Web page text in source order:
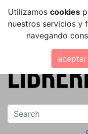
Utilizamos cookies
nuestros servicios y
navegando
aceptar